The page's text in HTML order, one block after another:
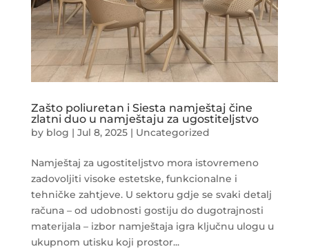
Zašto poliuretan i Siesta namještaj čine
zlatni duo u namještaju za ugostiteljstvo
by blog | Jul 8, 2025| Uncategorized
Namještaj za ugostiteljstvo mora istovremeno
zadovoljiti visoke estetske, funkcionalne i
tehničke zahtjeve. U sektoru gdje se svaki detalj
računa – od udobnosti gostiju do dugotrajnosti
materijala – izbor namještaja igra ključnu ulogu u
ukupnom utisku koji prostor...